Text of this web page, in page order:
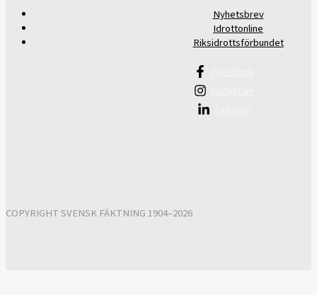
Nyhetsbrev
Idrottonline
Riksidrottsförbundet
COPYRIGHT SVENSK FÄKTNING 1904–2026